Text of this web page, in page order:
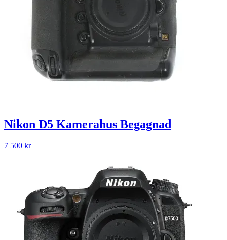
Nikon D5 Kamerahus Begagnad
7 500 kr